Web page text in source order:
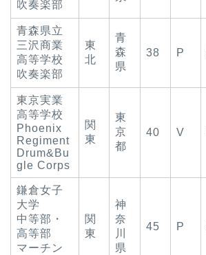
吹奏楽部
青森県立
三沢商業
高等学校
吹奏楽部
東
北
青
森
県
38 P
東京実業
高等学校
Phoenix
Regiment
Drum&Bu
gle Corps
関
東
東
京
都
40 V
鎌倉女子
大学
中等部・
高等部
マーチン
関
東
神
奈
川
県
45 P